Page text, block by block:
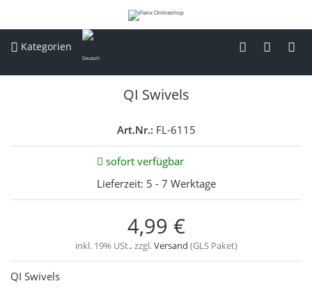
Kategorien
QI Swivels
Art.Nr.: FL-6115
sofort verfügbar
Lieferzeit: 5 - 7 Werktage
4,99 €
inkl. 19% USt., zzgl.Versand (GLS Paket)
QI Swivels